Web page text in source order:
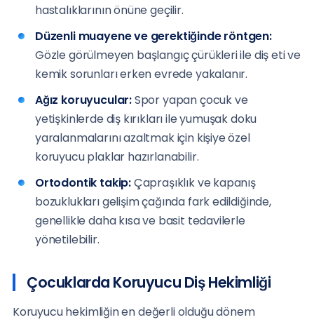
hastalıklarının önüne geçilir.
Düzenli muayene ve gerektiğinde röntgen:
Gözle görülmeyen başlangıç çürükleri ile diş eti ve
kemik sorunları erken evrede yakalanır.
Ağız koruyucular:Spor yapan çocuk ve
yetişkinlerde diş kırıkları ile yumuşak doku
yaralanmalarını azaltmak için kişiye özel
koruyucu plaklar hazırlanabilir.
Ortodontik takip:Çapraşıklık ve kapanış
bozuklukları gelişim çağında fark edildiğinde,
genellikle daha kısa ve basit tedavilerle
yönetilebilir.
Çocuklarda Koruyucu Diş Hekimliği
Koruyucu hekimliğin en değerli olduğu dönem